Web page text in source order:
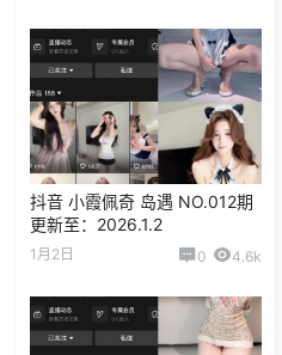
抖音 小霞佩奇 岛遇 NO.012期
更新至：2026.1.2
1月2日 0 4.6k